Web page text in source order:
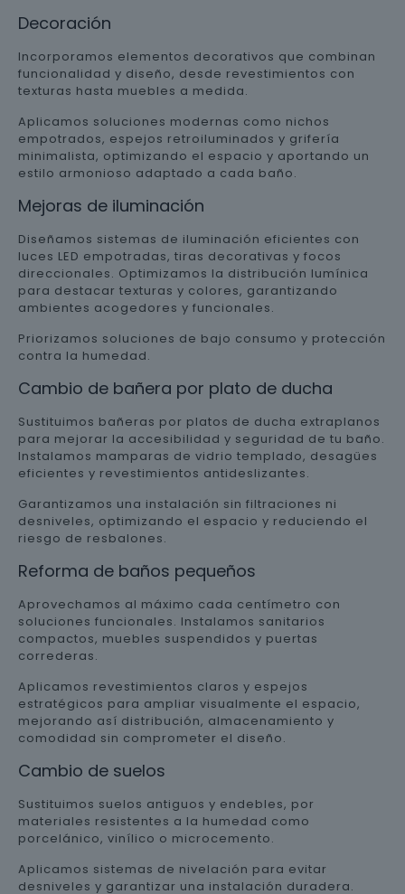
Decoración
Incorporamos elementos decorativos que combinan
funcionalidad y diseño, desde revestimientos con
texturas hasta muebles a medida.
Aplicamos soluciones modernas como nichos
empotrados, espejos retroiluminados y grifería
minimalista, optimizando el espacio y aportando un
estilo armonioso adaptado a cada baño.
Mejoras de iluminación
Diseñamos sistemas de iluminación eficientes con
luces LED empotradas, tiras decorativas y focos
direccionales. Optimizamos la distribución lumínica
para destacar texturas y colores, garantizando
ambientes acogedores y funcionales.
Priorizamos soluciones de bajo consumo y protección
contra la humedad.
Cambio de bañera por plato de ducha
Sustituimos bañeras por platos de ducha extraplanos
para mejorar la accesibilidad y seguridad de tu baño.
Instalamos mamparas de vidrio templado, desagües
eficientes y revestimientos antideslizantes.
Garantizamos una instalación sin filtraciones ni
desniveles, optimizando el espacio y reduciendo el
riesgo de resbalones.
Reforma de baños pequeños
Aprovechamos al máximo cada centímetro con
soluciones funcionales. Instalamos sanitarios
compactos, muebles suspendidos y puertas
correderas.
Aplicamos revestimientos claros y espejos
estratégicos para ampliar visualmente el espacio,
mejorando así distribución, almacenamiento y
comodidad sin comprometer el diseño.
Cambio de suelos
Sustituimos suelos antiguos y endebles, por
materiales resistentes a la humedad como
porcelánico, vinílico o microcemento.
Aplicamos sistemas de nivelación para evitar
desniveles y garantizar una instalación duradera.